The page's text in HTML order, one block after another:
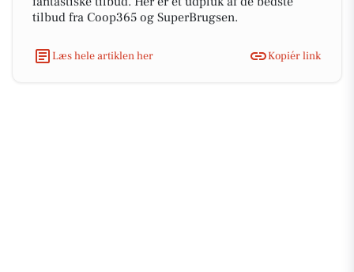
tilbud fra Coop365 og SuperBrugsen.
Læs hele artiklen her Kopiér link